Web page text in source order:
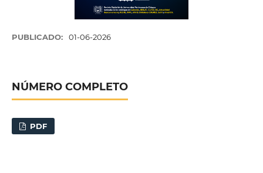
PUBLICADO: 01-06-2026
NÚMERO COMPLETO
PDF